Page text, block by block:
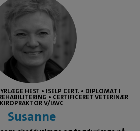
HEST • ISELP CERT. • DIPLOMAT I
• CERTIFICERET VETERINÆR
KIROPRAKTOR V/IAVC
Susanne